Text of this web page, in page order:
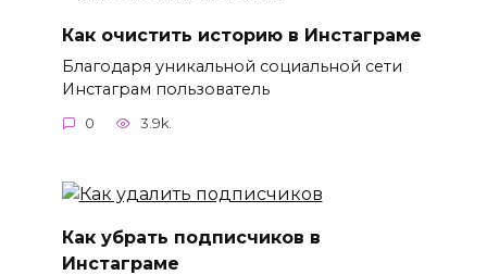
Как очистить историю в Инстаграме
Благодаря уникальной социальной сети
Инстаграм пользователь
0 3.9k.
Как убрать подписчиков в
Инстаграме